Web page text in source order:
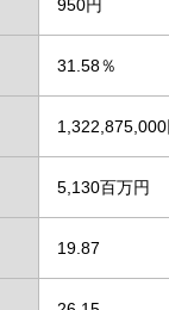
950円
31.58％
1,322,875,000
5,130百万円
19.87